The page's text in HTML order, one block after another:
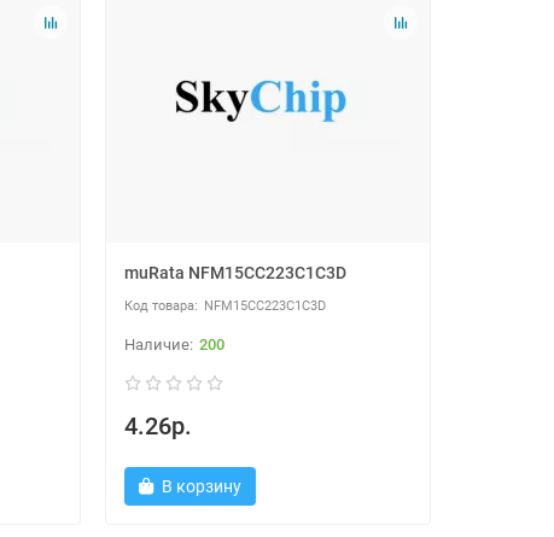
muRata NFM15CC223C1C3D
NFM15CC223C1C3D
200
4.26р.
В корзину